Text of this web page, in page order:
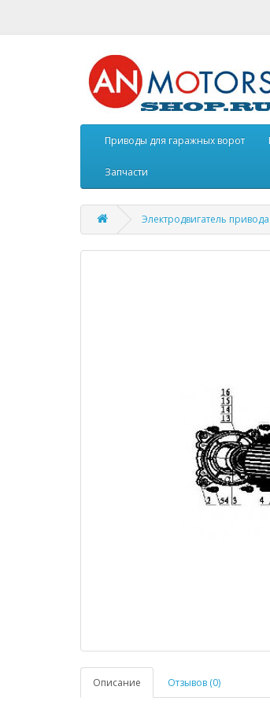
Приводы для гаражных ворот
Запчасти
Электродвигатель
Описание Отзывов (0)